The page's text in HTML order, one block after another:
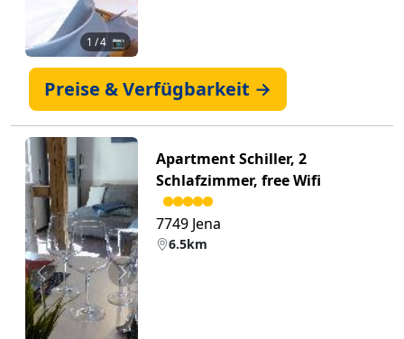
1 / 4 📷
Preise & Verfügbarkeit →
Zurück Weiter
Apartment Schiller, 2
Schlafzimmer, free Wifi
7749 Jena
6.5km